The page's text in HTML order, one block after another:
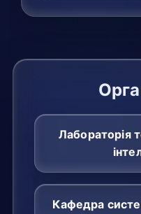
Лабораторія
Кафедра